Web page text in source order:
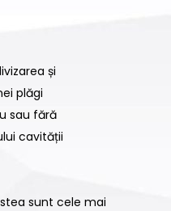
și
plăgi
sau fără
cavității
sunt cele mai